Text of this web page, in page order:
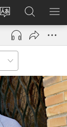
Oldal
nyelvének
megváltoztatása
Keresés
a jw.org
honlapon